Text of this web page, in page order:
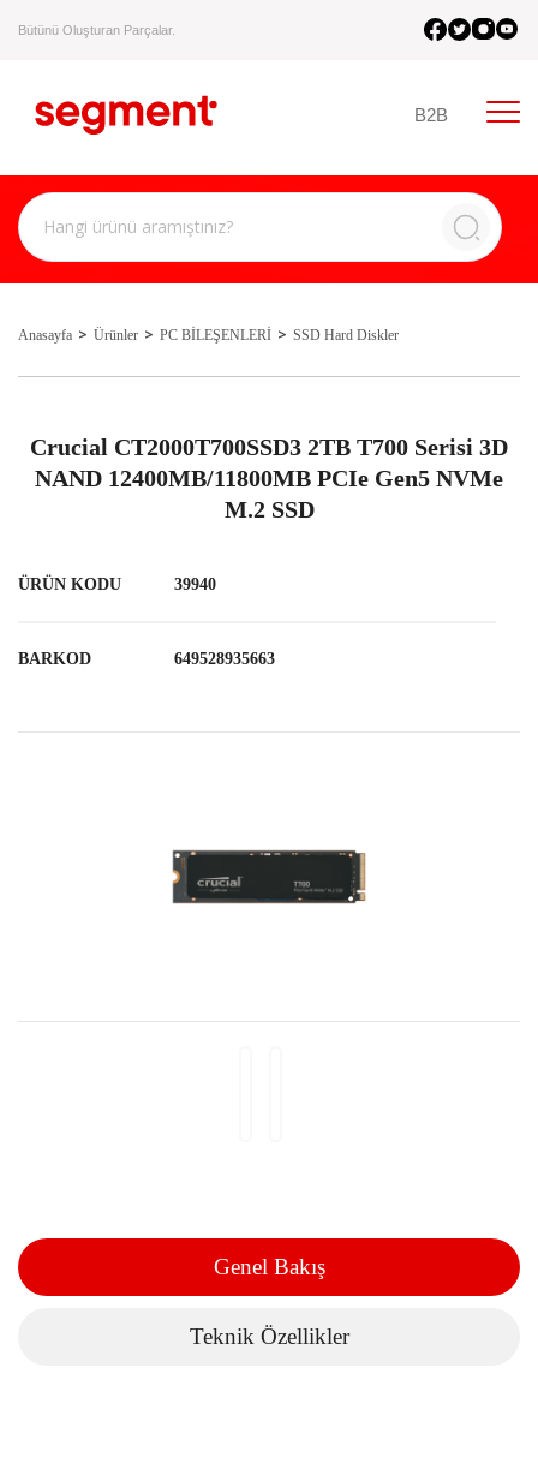
Bütünü Oluşturan Parçalar.
B2B
Anasayfa Ürünler PC BİLEŞENLERİ SSD Hard Diskler
Crucial CT2000T700SSD3 2TB T700 Serisi 3D
NAND 12400MB/11800MB PCIe Gen5 NVMe
M.2 SSD
ÜRÜN KODU 39940
BARKOD 649528935663
Genel Bakış
Teknik Özellikler